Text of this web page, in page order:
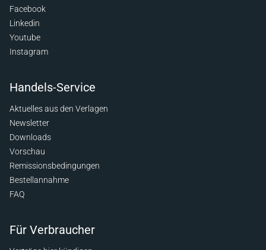
Facebook
Linkedin
Youtube
Instagram
Handels-Service
Aktuelles aus den Verlagen
Newsletter
Downloads
Vorschau
Remissionsbedingungen
Bestellannahme
FAQ
Für Verbraucher